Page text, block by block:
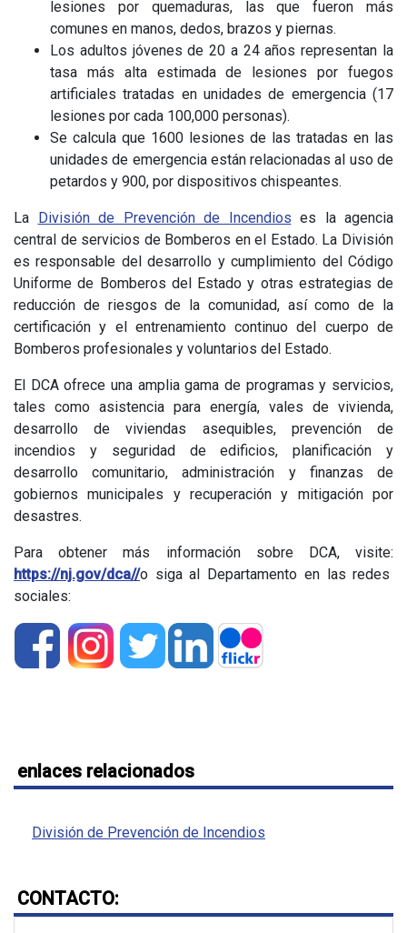
lesiones por quemaduras, las que fueron más
comunes en manos, dedos, brazos y piernas.
Los adultos jóvenes de 20 a 24 años representan la
tasa más alta estimada de lesiones por fuegos
artificiales tratadas en unidades de emergencia (17
lesiones por cada 100,000 personas).
Se calcula que 1600 lesiones de las tratadas en las
unidades de emergencia están relacionadas al uso de
petardos y 900, por dispositivos chispeantes.
La División de Prevención de Incendios es la agencia
central de servicios de Bomberos en el Estado. La División
es responsable del desarrollo y cumplimiento del Código
Uniforme de Bomberos del Estado y otras estrategias de
reducción de riesgos de la comunidad, así como de la
certificación y el entrenamiento continuo del cuerpo de
Bomberos profesionales y voluntarios del Estado.
El DCA ofrece una amplia gama de programas y servicios,
tales como asistencia para energía, vales de vivienda,
desarrollo de viviendas asequibles, prevención de
incendios y seguridad de edificios, planificación y
desarrollo comunitario, administración y finanzas de
gobiernos municipales y recuperación y mitigación por
desastres.
Para obtener más información sobre DCA, visite:
https://nj.gov/dca//o siga al Departamento en las redes
sociales:
enlaces relacionados
División de Prevención de Incendios
CONTACTO: